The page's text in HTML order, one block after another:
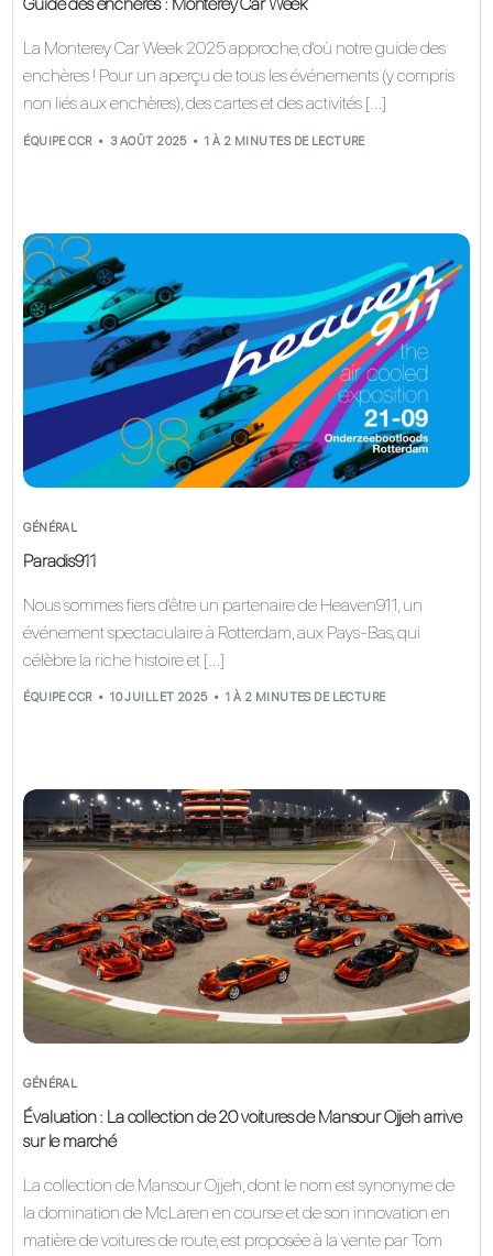
La Monterey Car Week 2025 approche, d'où notre guide des
enchères ! Pour un aperçu de tous les événements (y compris
non liés aux enchères), des cartes et des activités […]
ÉQUIPE CCR 3 AOÛT 2025 1 À 2 MINUTES DE LECTURE
GÉNÉRAL
Paradis911
Nous sommes fiers d'être un partenaire de Heaven911, un
événement spectaculaire à Rotterdam, aux Pays-Bas, qui
célèbre la riche histoire et […]
ÉQUIPE CCR 10 JUILLET 2025 1 À 2 MINUTES DE LECTURE
GÉNÉRAL
Évaluation : La collection de 20 voitures de Mansour Ojjeh arrive
sur le marché
La collection de Mansour Ojjeh, dont le nom est synonyme de
la domination de McLaren en course et de son innovation en
matière de voitures de route, est proposée à la vente par Tom